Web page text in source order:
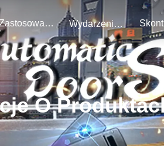
Zastosowanie Wydarzenia
O